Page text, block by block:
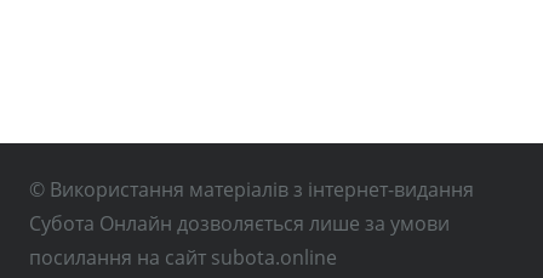
© Використання матеріалів з інтернет-видання
Субота Онлайн дозволяється лише за умови
посилання на сайт subota.online